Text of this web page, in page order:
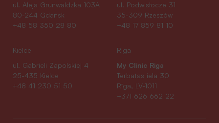
ul. Aleja Grunwaldzka 103A
80-244 Gdańsk
+48 58 350 28 80
ul. Podwisłocze 31
35-309 Rzeszów
+48 17 859 81 10
Kielce
ul. Gabrieli Zapolskiej 4
25-435 Kielce
+48 41 230 51 50
Riga
My Clinic Riga
Tērbatas iela 30
Rīga, LV-1011
+371 626 662 22